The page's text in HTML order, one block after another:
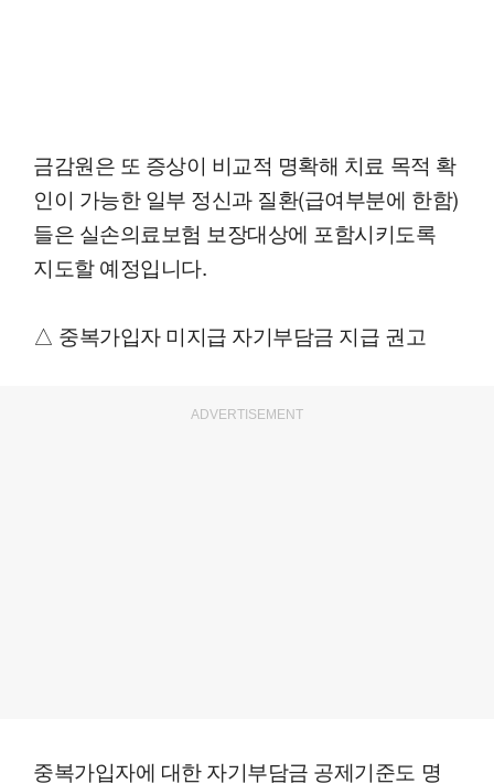
금감원은 또 증상이 비교적 명확해 치료 목적 확
인이 가능한 일부 정신과 질환(급여부분에 한함)
들은 실손의료보험 보장대상에 포함시키도록
지도할 예정입니다.
△ 중복가입자 미지급 자기부담금 지급 권고
ADVERTISEMENT
중복가입자에 대한 자기부담금 공제기준도 명